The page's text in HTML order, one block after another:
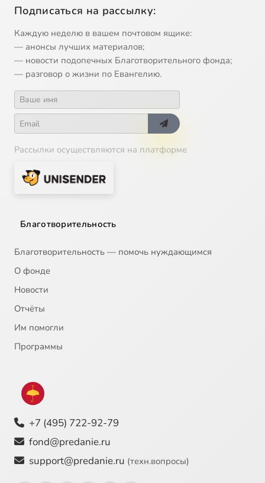
Подписаться на рассылку:
Каждую неделю в вашем почтовом ящике:
— анонсы лучших материалов;
— новости подопечных Благотворительного фонда;
— разговор о жизни по Евангелию.
Рассылки осуществляются на платформе
Благотворительность
Благотворительность — помочь нуждающимся
О фонде
Новости
Отчёты
Им помогли
Программы
+7 (495) 722-92-79
fond@predanie.ru
support@predanie.ru (техн.вопросы)